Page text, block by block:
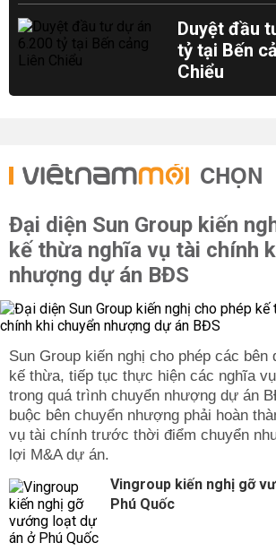
Duyệt đầu
tỷ tại Bến
Chiểu
CHỌN
Đại diện Sun Group kiến
kế thừa nghĩa vụ tài chính
nhượng dự án BĐS
Sun Group kiến nghị cho phép các bên
kế thừa, tiếp tục thực hiện các nghĩa
trong quá trình chuyển nhượng dự án
buộc bên chuyển nhượng phải hoàn
vụ tài chính trước thời điểm chuyển
lợi M&A dự án.
Vingroup kiến nghị gỡ
Phú Quốc